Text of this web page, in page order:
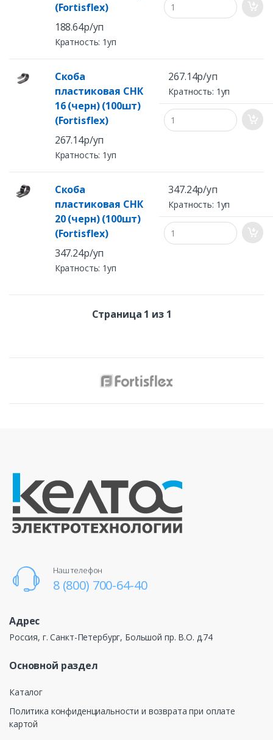
(Fortisflex)
188.64р/уп
Кратность: 1уп
Скоба
пластиковая СНК
16 (черн) (100шт)
(Fortisflex)
267.14р/уп
Кратность: 1уп
267.14р/уп
Кратность: 1уп
Скоба
пластиковая СНК
20 (черн) (100шт)
(Fortisflex)
347.24р/уп
Кратность: 1уп
347.24р/уп
Кратность: 1уп
Страница 1 из 1
Наш телефон
8 (800) 700-64-40
Адрес
Россия, г. Санкт-Петербург, Большой пр. В.О. д.74
Основной раздел
Каталог
Политика конфиденциальности и возврата при оплате
картой